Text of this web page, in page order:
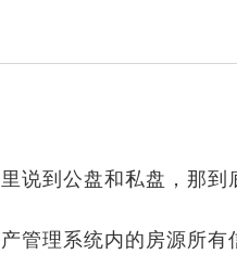
说到公盘和私盘，那到
管理系统内的房源所